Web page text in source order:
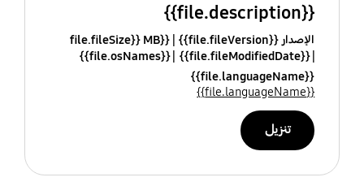
{{file.description}}
الإصدار {{file.fileVersion}}
{{file.fileSize}} MB
{{file.fileModifiedDate}}
{{file.osNames}}
{{file.languageName}}
{{file.languageName}}
تنزيل